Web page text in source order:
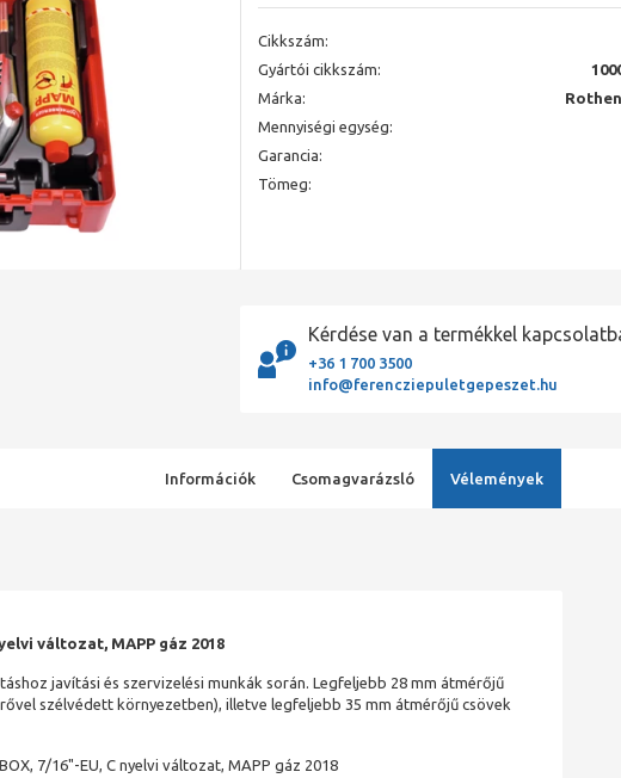
Cikkszám:
Gyártói cikkszám:
Márka:
Mennyiségi egység:
Garancia:
Tömeg:
Kérdése van a termékkel
+36 1 700 3500
info@ferencziepuletgepeszet.hu
Információk Csomagvarázsló Vélemények
változat, MAPP gáz 2018
javítási és szervizelési munkák során. Legfeljebb 28 mm átmérőjű
szélvédett környezetben), illetve legfeljebb 35 mm átmérőjű csövek
7/16"-EU, C nyelvi változat, MAPP gáz 2018